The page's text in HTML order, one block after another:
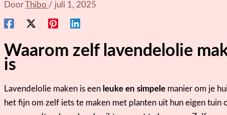
DoorThibo / juli 1, 2025
Waarom zelf lavendelolie
is
Lavendelolie maken is een leuke en simpele manier om je
het fijn om zelf iets te maken met planten uit hun eigen tuin